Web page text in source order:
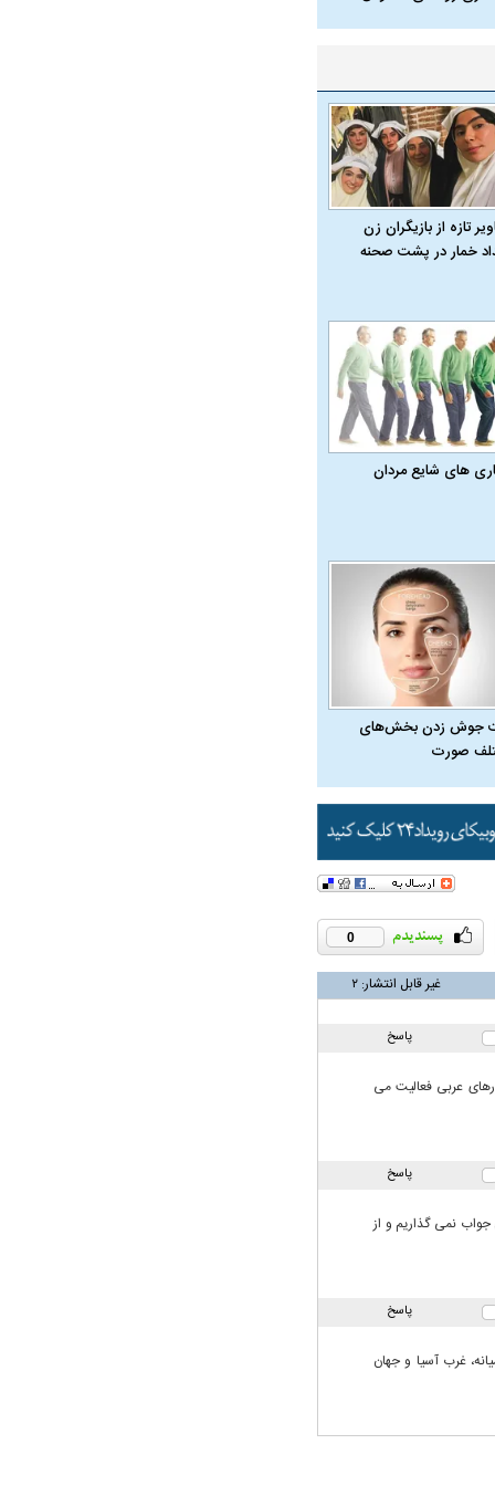
تازه از بازیگران زن
خمار در پشت صحنه
های شایع مردان
جوش زدن بخش‌های
صورت
0
غیر قابل انتشار: ۲
پاسخ
عربی فعالیت می
پاسخ
نمی گذاریم و از
پاسخ
غرب آسیا و جهان